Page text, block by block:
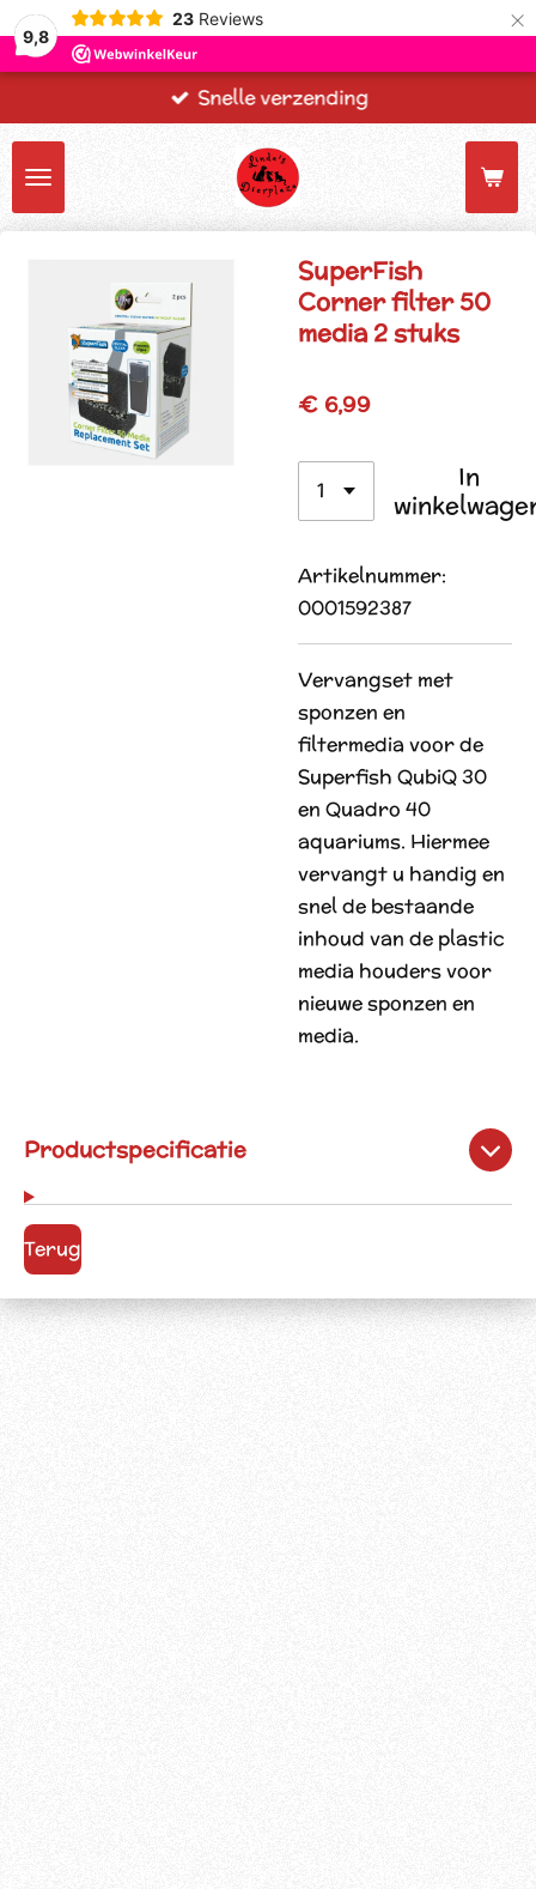
9,8
23 Reviews ×
Snelle verzending
SuperFish
Corner filter 50
media 2 stuks
€ 6,99
In
Artikelnummer:
0001592387
Vervangset met
sponzen en
filtermedia voor de
Superfish QubiQ 30
en Quadro 40
aquariums. Hiermee
vervangt u handig en
snel de bestaande
inhoud van de plastic
media houders voor
nieuwe sponzen en
media.
Productspecificatie
Terug